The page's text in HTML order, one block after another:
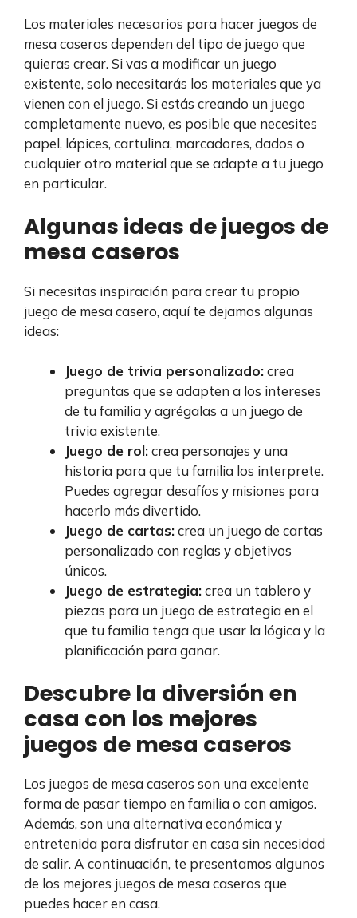
Los materiales necesarios para hacer juegos de
mesa caseros dependen del tipo de juego que
quieras crear. Si vas a modificar un juego
existente, solo necesitarás los materiales que ya
vienen con el juego. Si estás creando un juego
completamente nuevo, es posible que necesites
papel, lápices, cartulina, marcadores, dados o
cualquier otro material que se adapte a tu juego
en particular.
Algunas ideas de juegos de
mesa caseros
Si necesitas inspiración para crear tu propio
juego de mesa casero, aquí te dejamos algunas
ideas:
Juego de trivia personalizado:crea
preguntas que se adapten a los intereses
de tu familia y agrégalas a un juego de
trivia existente.
Juego de rol:crea personajes y una
historia para que tu familia los interprete.
Puedes agregar desafíos y misiones para
hacerlo más divertido.
Juego de cartas:crea un juego de cartas
personalizado con reglas y objetivos
únicos.
Juego de estrategia:crea un tablero y
piezas para un juego de estrategia en el
que tu familia tenga que usar la lógica y la
planificación para ganar.
Descubre la diversión en
casa con los mejores
juegos de mesa caseros
Los juegos de mesa caseros son una excelente
forma de pasar tiempo en familia o con amigos.
Además, son una alternativa económica y
entretenida para disfrutar en casa sin necesidad
de salir. A continuación, te presentamos algunos
de los mejores juegos de mesa caseros que
puedes hacer en casa.